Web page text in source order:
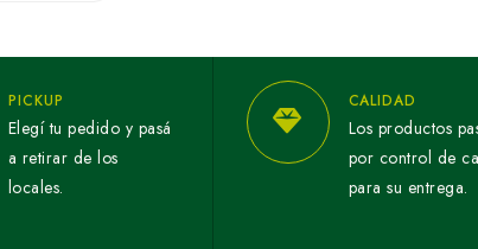
PICKUP
Elegí tu pedido y pasá
a retirar de los
locales.
CALIDAD
Los productos
por control de
para su entrega.